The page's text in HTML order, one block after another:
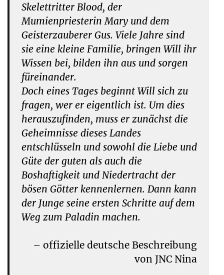
Skelettritter Blood, der
Mumienpriesterin Mary und dem
Geisterzauberer Gus. Viele Jahre sind
sie eine kleine Familie, bringen Will ihr
Wissen bei, bilden ihn aus und sorgen
füreinander.
Doch eines Tages beginnt Will sich zu
fragen, wer er eigentlich ist. Um dies
herauszufinden, muss er zunächst die
Geheimnisse dieses Landes
entschlüsseln und sowohl die Liebe und
Güte der guten als auch die
Boshaftigkeit und Niedertracht der
bösen Götter kennenlernen. Dann kann
der Junge seine ersten Schritte auf dem
Weg zum Paladin machen.
– offizielle deutsche Beschreibung
von JNC Nina